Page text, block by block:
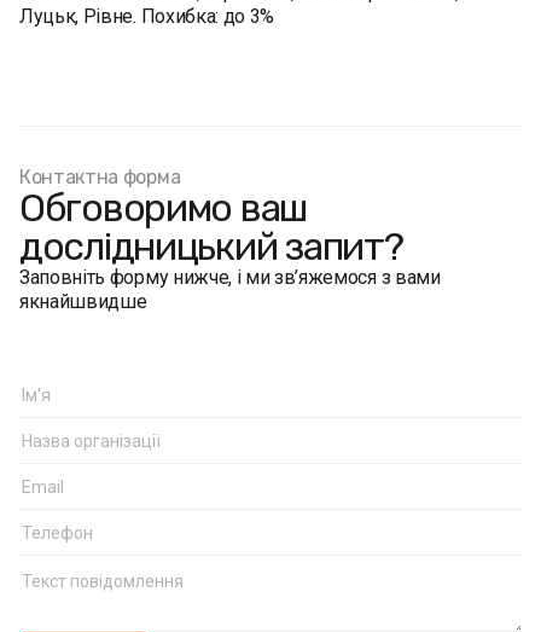
Луцьк, Рівне. Похибка: до 3%
Контактна форма
Обговоримо ваш
дослідницький запит?
Заповніть форму нижче, і ми зв’яжемося з вами
якнайшвидше